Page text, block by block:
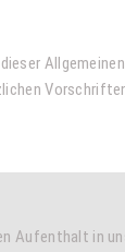
Aufenthalt in